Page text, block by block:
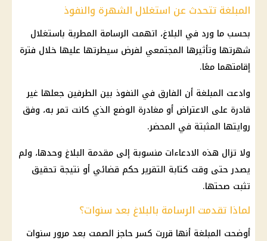
المبلغة تتحدث عن استغلال الشهرة والنفوذ
بحسب ما ورد في البلاغ، اتهمت الرسامة المطربة باستغلال
شهرتها وتأثيرها المجتمعي لفرض سيطرتها عليها خلال فترة
إقامتهما معًا.
وادعت المبلغة أن الفارق في النفوذ بين الطرفين جعلها غير
قادرة على الاعتراض أو مغادرة الوضع الذي كانت تمر به، وفق
روايتها المثبتة في المحضر.
ولا تزال هذه الادعاءات منسوبة إلى مقدمة البلاغ وحدها، ولم
يصدر حتى وقت كتابة التقرير حكم قضائي أو نتيجة تحقيق
تثبت صحتها.
لماذا تقدمت الرسامة بالبلاغ بعد سنوات؟
أوضحت المبلغة أنها قررت كسر حاجز الصمت بعد مرور سنوات